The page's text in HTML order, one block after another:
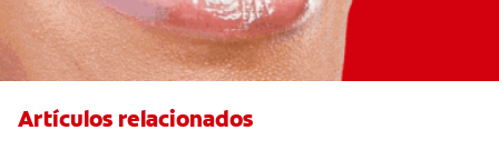
Artículos relacionados